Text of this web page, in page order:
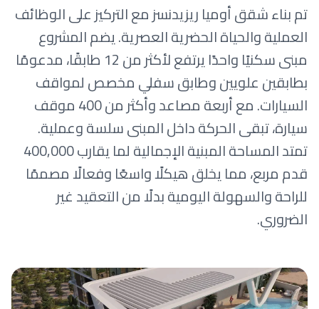
تم بناء شقق أوميا ريزيدنسز مع التركيز على الوظائف
العملية والحياة الحضرية العصرية. يضم المشروع
مبنى سكنيًا واحدًا يرتفع لأكثر من 12 طابقًا، مدعومًا
بطابقين علويين وطابق سفلي مخصص لمواقف
السيارات. مع أربعة مصاعد وأكثر من 400 موقف
سيارة، تبقى الحركة داخل المبنى سلسة وعملية.
تمتد المساحة المبنية الإجمالية لما يقارب 400,000
قدم مربع، مما يخلق هيكلًا واسعًا وفعالًا مصممًا
للراحة والسهولة اليومية بدلًا من التعقيد غير
الضروري.